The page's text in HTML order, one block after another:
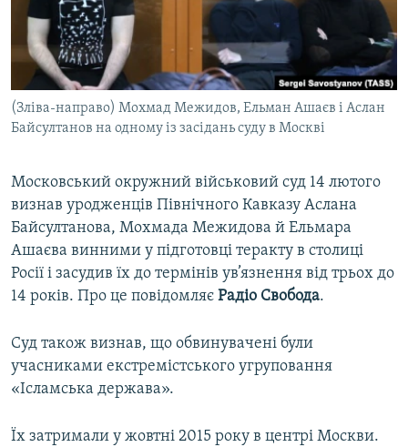
ВІДЕОУРОКИ «ELIFBE»
СВІДЧЕННЯ ОКУПАЦІЇ
УКРАЇНСЬКА ПРОБЛЕМА КРИМУ
ІНФОГРАФІКА
Русский
Qırımtatar
ДОЛУЧАЙСЯ!
Усі сайти RFE/RL
(Зліва-направо) Мохмад Межидов, Ельман Ашаєв і Аслан
Байсултанов на одному із засідань суду в Москві
Московський окружний військовий суд 14 лютого
визнав уродженців Північного Кавказу Аслана
Байсултанова, Мохмада Межидова й Ельмара
Ашаєва винними у підготовці теракту в столиці
Росії і засудив їх до термінів ув’язнення від трьох до
14 років. Про це повідомляє Радіо Свобода.
Суд також визнав, що обвинувачені були
учасниками екстремістського угруповання
«Ісламська держава».
Їх затримали у жовтні 2015 року в центрі Москви.